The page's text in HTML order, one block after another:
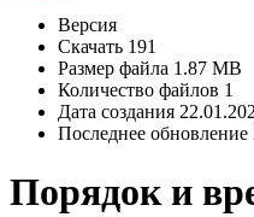
Версия
Скачать 191
Размер файла 1.87 MB
Количество файлов 1
Дата создания
Последнее обновление
Порядок и